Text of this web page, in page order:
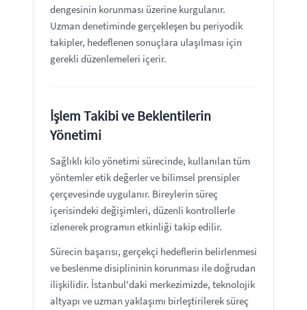
dengesinin korunması üzerine kurgulanır.
Uzman denetiminde gerçekleşen bu periyodik
takipler, hedeflenen sonuçlara ulaşılması için
gerekli düzenlemeleri içerir.
İşlem Takibi ve Beklentilerin
Yönetimi
Sağlıklı kilo yönetimi sürecinde, kullanılan tüm
yöntemler etik değerler ve bilimsel prensipler
çerçevesinde uygulanır. Bireylerin süreç
içerisindeki değişimleri, düzenli kontrollerle
izlenerek programın etkinliği takip edilir.
Sürecin başarısı, gerçekçi hedeflerin belirlenmesi
ve beslenme disiplininin korunması ile doğrudan
ilişkilidir. İstanbul'daki merkezimizde, teknolojik
altyapı ve uzman yaklaşımı birleştirilerek süreç